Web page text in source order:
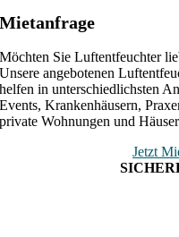
Mietanfrage
Möchten Sie Luftentfeuchter
Unsere angebotenen
helfen in unterschiedlichsten
Events, Krankenhäusern,
private Wohnungen und
Jetzt